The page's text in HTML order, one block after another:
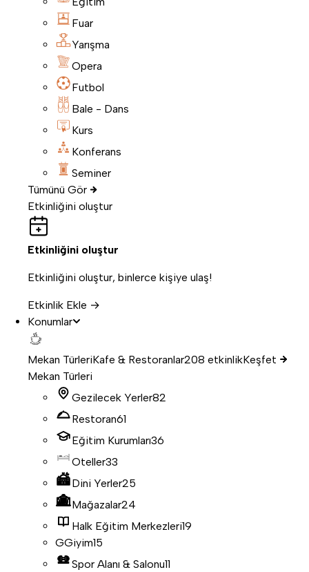
Fuar
Yarışma
Opera
Futbol
Bale - Dans
Kurs
Konferans
Seminer
Tümünü Gör
Etkinliğini oluştur
Etkinliğini oluştur
Etkinliğini oluştur, binlerce kişiye ulaş!
Etkinlik Ekle →
Konumlar
Mekan TürleriKafe & Restoranlar208 etkinlikKeşfet
Mekan Türleri
Gezilecek Yerler82
Restoran61
Eğitim Kurumları36
Oteller33
Dini Yerler25
Mağazalar24
Halk Eğitim Merkezleri19
GGiyim15
Spor Alanı & Salonu11